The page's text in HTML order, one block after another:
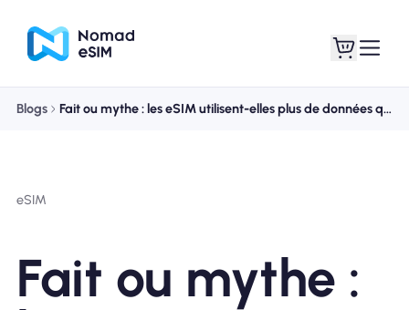
Forfaits
Blogs Fait ou mythe : les eSIM utilisent-elles plus de données que les cartes SIM physiques ?
eSIM
Fait ou mythe :